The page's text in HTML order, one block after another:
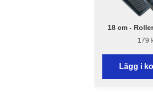
18 cm -
Rough 179
Lägg i